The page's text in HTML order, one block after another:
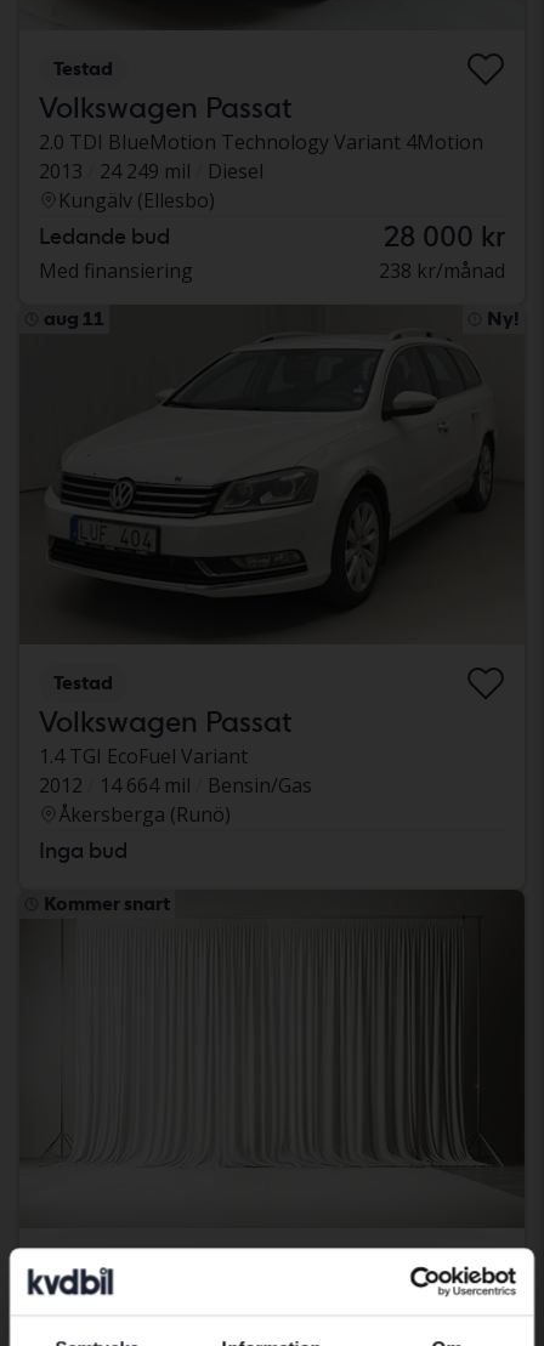
Testad
Volkswagen Passat
2.0 TDI BlueMotion Technology Variant 4Motion
2013
24 249 mil
Diesel
Kungälv (Ellesbo)
Ledande bud 28 000 kr
Med finansiering 238 kr/månad
aug 11 Ny!
Testad
Volkswagen Passat
1.4 TGI EcoFuel Variant
2012
14 664 mil
Bensin/Gas
Åkersberga (Runö)
Inga bud
Kommer snart
Volkswagen Passat
2.0 TDI Sportscombi